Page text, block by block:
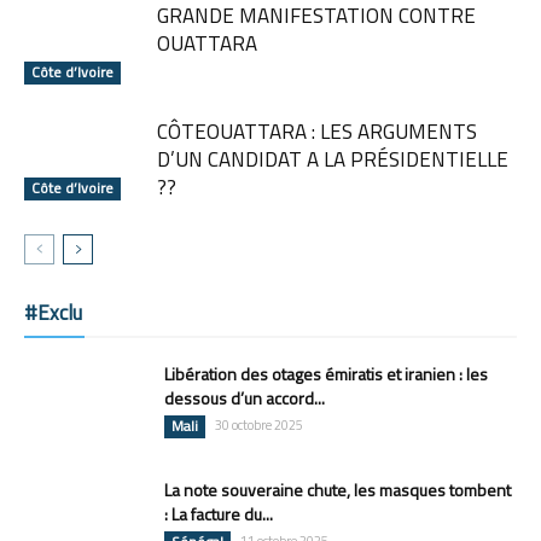
Côte d’Ivoire
GRANDE MANIFESTATION CONTRE
OUATTARA
Côte d’Ivoire
CÔTEOUATTARA : LES ARGUMENTS
D’UN CANDIDAT A LA PRÉSIDENTIELLE
??
#Exclu
Libération des otages émiratis et iranien : les
dessous d’un accord...
Mali 30 octobre 2025
La note souveraine chute, les masques tombent
: La facture du...